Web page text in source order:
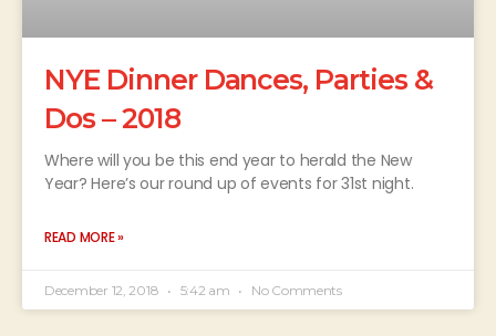
NYE Dinner Dances, Parties &
Dos – 2018
Where will you be this end year to herald the New
Year? Here’s our round up of events for 31st night.
READ MORE »
December 12, 2018 5:42 am No Comments